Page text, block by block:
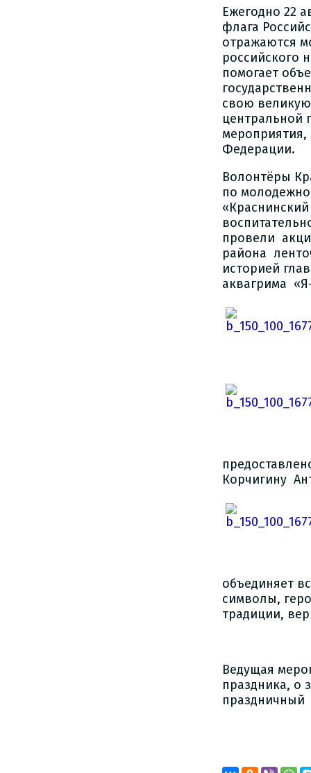
Ежегодно 22
флага
отражаются
российского
помогает
свою великую
центральной
Федерации.
Волонтёры
по
провели
района
историей
аквагрима
Корчигину
объединяет
символы,
традиции,
Ведущая
праздника, о
праздничный